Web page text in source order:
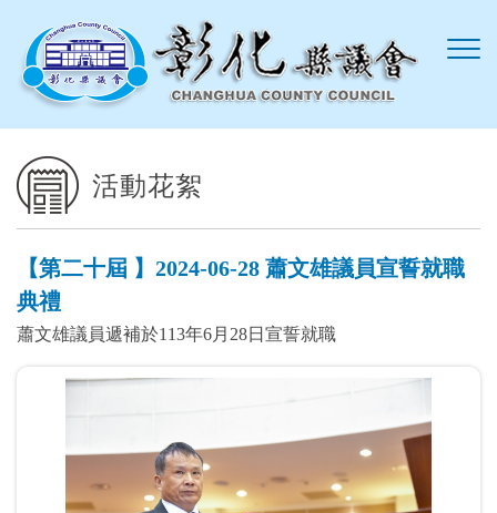
活動花絮
【第二十屆 】2024-06-28 蕭文雄議員宣誓就職
典禮
蕭文雄議員遞補於113年6月28日宣誓就職